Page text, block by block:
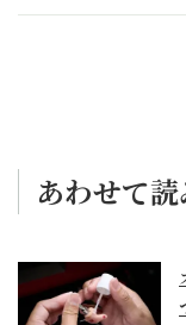
あわせて